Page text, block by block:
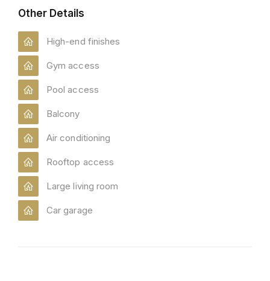
Other Details
High-end finishes
Gym access
Pool access
Balcony
Air conditioning
Rooftop access
Large living room
Car garage